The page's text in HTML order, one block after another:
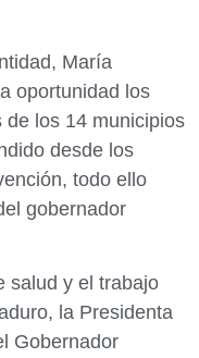
María
oportunidad los
de los 14 municipios
desde los
todo ello
gobernador
salud y el trabajo
la Presidenta
Gobernador